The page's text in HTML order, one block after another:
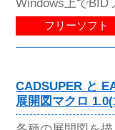
フリーソフト
CADSUPER と
展開図マクロ